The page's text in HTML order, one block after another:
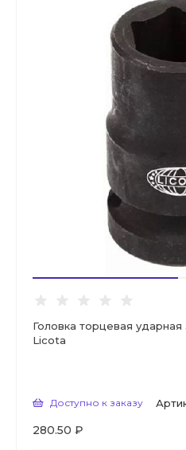
Головка торцевая ударная
Licota
Доступно к заказу
280.50 ₽